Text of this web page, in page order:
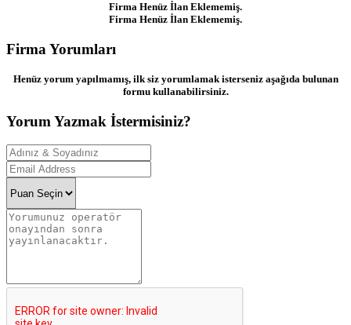
Firma Henüz İlan Eklememiş.
Firma Henüz İlan Eklememiş.
Firma Yorumları
Henüz yorum yapılmamış, ilk siz yorumlamak isterseniz aşağıda bulunan
formu kullanabilirsiniz.
Yorum Yazmak İstermisiniz?